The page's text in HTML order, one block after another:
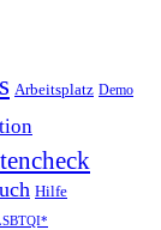
Arbeitsplatz Demo
Hilfe